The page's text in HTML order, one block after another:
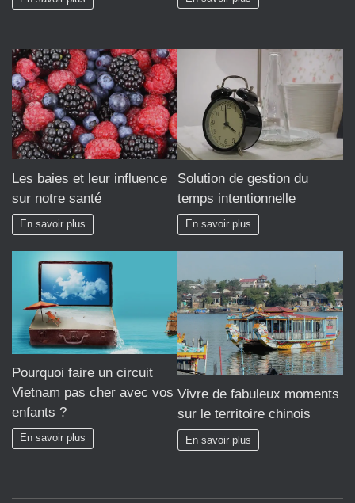
Les baies et leur influence
sur notre santé
En savoir plus
Solution de gestion du
temps intentionnelle
En savoir plus
Pourquoi faire un circuit
Vietnam pas cher avec vos
enfants ?
En savoir plus
Vivre de fabuleux moments
sur le territoire chinois
En savoir plus